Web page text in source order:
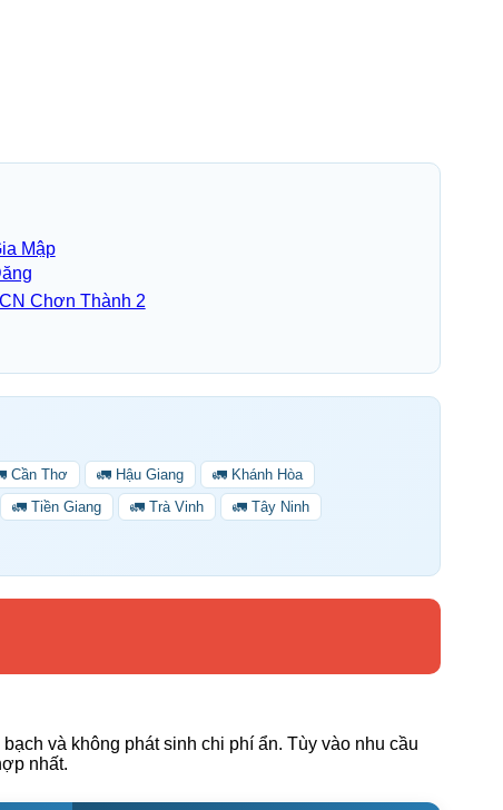
Mập
Chơn Thành 2
Cần Thơ 🚛 Hậu Giang
🚛 Khánh Hòa
🚛 Tiền Giang 🚛 Trà Vinh
🚛 Tây Ninh
và không phát sinh chi phí ẩn. Tùy vào nhu cầu
nhất.